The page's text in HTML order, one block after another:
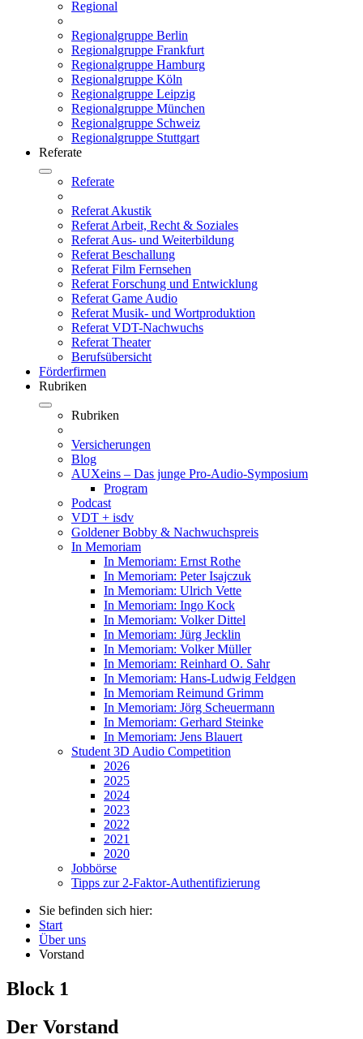
Regional
Regionalgruppe Berlin
Regionalgruppe Frankfurt
Regionalgruppe Hamburg
Regionalgruppe Köln
Regionalgruppe Leipzig
Regionalgruppe München
Regionalgruppe Schweiz
Regionalgruppe Stuttgart
Referate
Referate
Referat Akustik
Referat Arbeit, Recht & Soziales
Referat Aus- und Weiterbildung
Referat Beschallung
Referat Film Fernsehen
Referat Forschung und Entwicklung
Referat Game Audio
Referat Musik- und Wortproduktion
Referat VDT-Nachwuchs
Referat Theater
Berufsübersicht
Förderfirmen
Rubriken
Rubriken
Versicherungen
Blog
AUXeins – Das junge Pro-Audio-Symposium
Program
Podcast
VDT + isdv
Goldener Bobby & Nachwuchspreis
In Memoriam
In Memoriam: Ernst Rothe
In Memoriam: Peter Isajczuk
In Memoriam: Ulrich Vette
In Memoriam: Ingo Kock
In Memoriam: Volker Dittel
In Memoriam: Jürg Jecklin
In Memoriam: Volker Müller
In Memoriam: Reinhard O. Sahr
In Memoriam: Hans-Ludwig Feldgen
In Memoriam Reimund Grimm
In Memoriam: Jörg Scheuermann
In Memoriam: Gerhard Steinke
In Memoriam: Jens Blauert
Student 3D Audio Competition
2026
2025
2024
2023
2022
2021
2020
Jobbörse
Tipps zur 2-Faktor-Authentifizierung
Sie befinden sich hier:
Start
Über uns
Vorstand
Block 1
Der Vorstand